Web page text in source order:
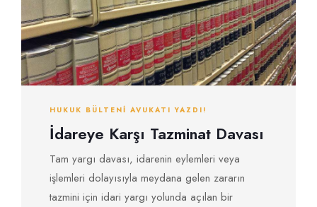
HUKUK BÜLTENI AVUKATI YAZDI!
İdareye Karşı Tazminat Davası
Tam yargı davası, idarenin eylemleri veya
işlemleri dolayısıyla meydana gelen zararın
tazmini için idari yargı yolunda açılan bir